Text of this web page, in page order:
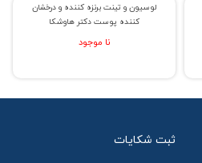
لوسیون و تینت برنزه کننده و درخشان
کننده پوست دکتر هاوشکا
نا موجود
ثبت شکایات